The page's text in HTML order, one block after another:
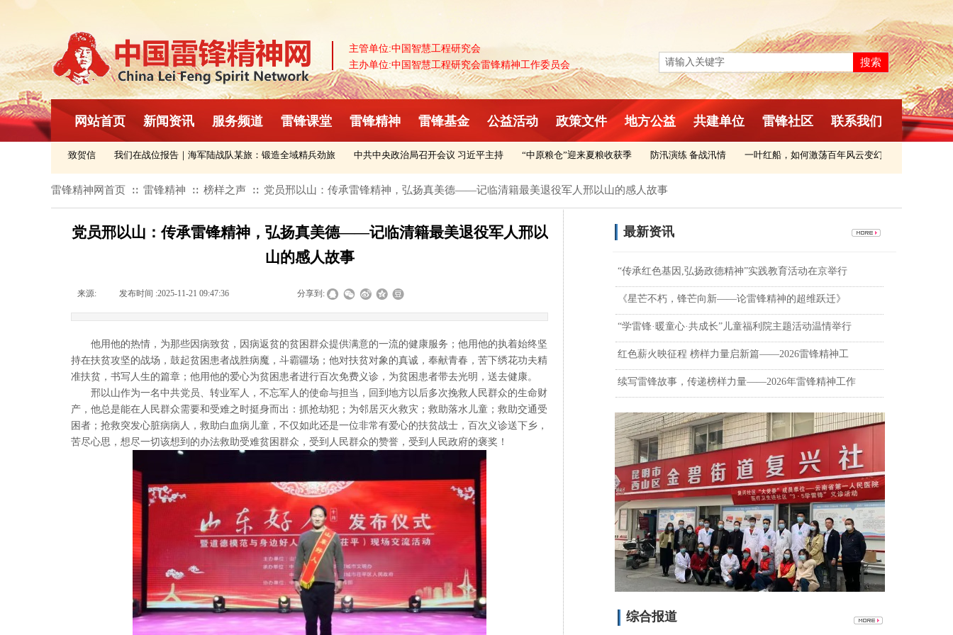
网站首页 新闻资讯 服务频道 雷锋课堂 雷锋精神 雷锋基金 公益活动 政策文件 地方公益 共建单位 雷锋社区 联系我们
搜索
主管单位:中国智慧工程研究会
主办单位:中国智慧工程研究会雷锋精神工作委员会
民间友好论坛致贺信 我们在战位报告｜海军陆战队某旅：锻造全域精兵劲旅 中共中央政治局召开会议 习近平主持 “中原粮仓”迎来夏粮收获季 防汛演练 备战汛情 一叶红船，如何激荡百年风云变幻
雷锋精神网首页 ∷ 雷锋精神 ∷ 榜样之声 ∷ 党员邢以山：传承雷锋精神，弘扬真美德——记临清籍最美退役军人邢以山的感人故事
党员邢以山：传承雷锋精神，弘扬真美德——记临清籍最美退役军人邢以
山的感人故事
来源: 发布时间 :2025-11-21 09:47:36 分享到:
他用他的热情，为那些因病致贫，因病返贫的贫困群众提供满意的一流的健康服务；他用他的执着始终坚
持在扶贫攻坚的战场，鼓起贫困患者战胜病魔，斗霸疆场；他对扶贫对象的真诚，奉献青春，苦下绣花功夫精
准扶贫，书写人生的篇章；他用他的爱心为贫困患者进行百次免费义诊，为贫困患者带去光明，送去健康。
邢以山作为一名中共党员、转业军人，不忘军人的使命与担当，回到地方以后多次挽救人民群众的生命财
产，他总是能在人民群众需要和受难之时挺身而出：抓抢劫犯；为邻居灭火救灾；救助落水儿童；救助交通受
困者；抢救突发心脏病病人，救助白血病儿童，不仅如此还是一位非常有爱心的扶贫战士，百次义诊送下乡，
苦尽心思，想尽一切该想到的办法救助受难贫困群众，受到人民群众的赞誉，受到人民政府的褒奖！
最新资讯
“传承红色基因,弘扬政德精神”实践教育活动在京举行
《星芒不朽，锋芒向新——论雷锋精神的超维跃迁》
“学雷锋·暖童心·共成长”儿童福利院主题活动温情举行
红色薪火映征程 榜样力量启新篇——2026雷锋精神工
续写雷锋故事，传递榜样力量——2026年雷锋精神工作
综合报道